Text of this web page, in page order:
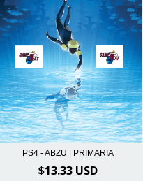
PS4 - ABZU | PRIMARIA
$13.33 USD